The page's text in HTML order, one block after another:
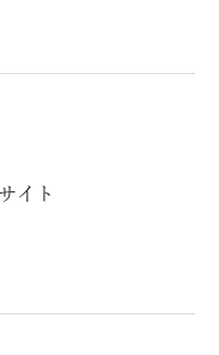
イト